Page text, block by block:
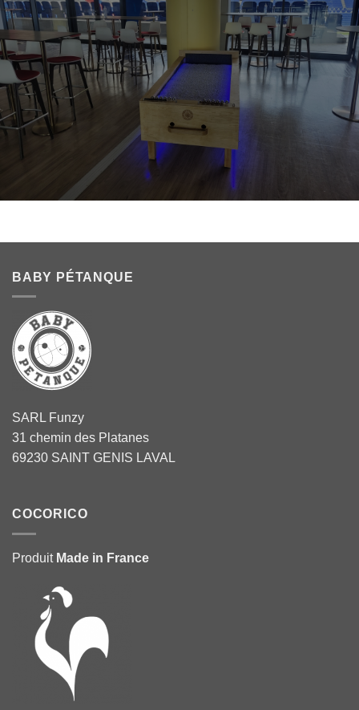
BABY PÉTANQUE
SARL Funzy
31 chemin des Platanes
69230 SAINT GENIS LAVAL
COCORICO
Produit Made in France